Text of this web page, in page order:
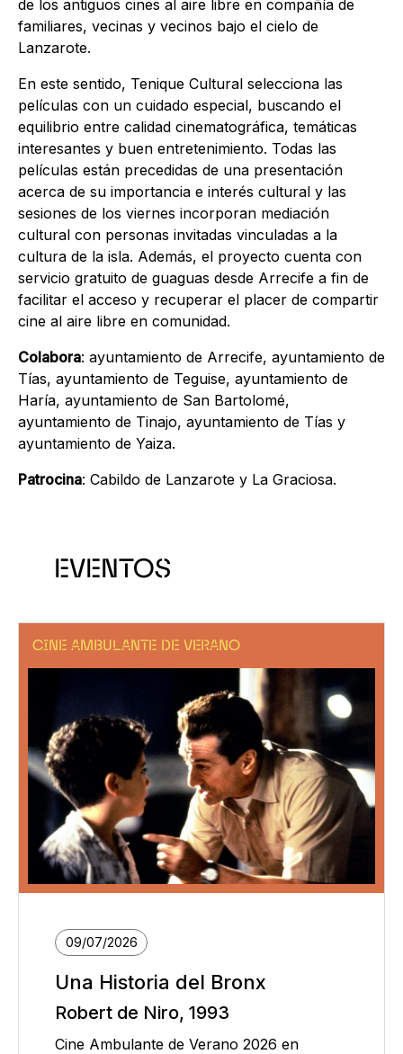
de los antiguos cines al aire libre en compañía de
familiares, vecinas y vecinos bajo el cielo de
Lanzarote.
En este sentido, Tenique Cultural selecciona las
películas con un cuidado especial, buscando el
equilibrio entre calidad cinematográfica, temáticas
interesantes y buen entretenimiento. Todas las
películas están precedidas de una presentación
acerca de su importancia e interés cultural y las
sesiones de los viernes incorporan mediación
cultural con personas invitadas vinculadas a la
cultura de la isla. Además, el proyecto cuenta con
servicio gratuito de guaguas desde Arrecife a fin de
facilitar el acceso y recuperar el placer de compartir
cine al aire libre en comunidad.
Colabora: ayuntamiento de Arrecife, ayuntamiento de
Tías, ayuntamiento de Teguise, ayuntamiento de
Haría, ayuntamiento de San Bartolomé,
ayuntamiento de Tinajo, ayuntamiento de Tías y
ayuntamiento de Yaiza.
Patrocina: Cabildo de Lanzarote y La Graciosa.
EVENTOS
CINE AMBULANTE DE VERANO
09/07/2026
Una Historia del Bronx
Robert de Niro, 1993
Cine Ambulante de Verano 2026 en